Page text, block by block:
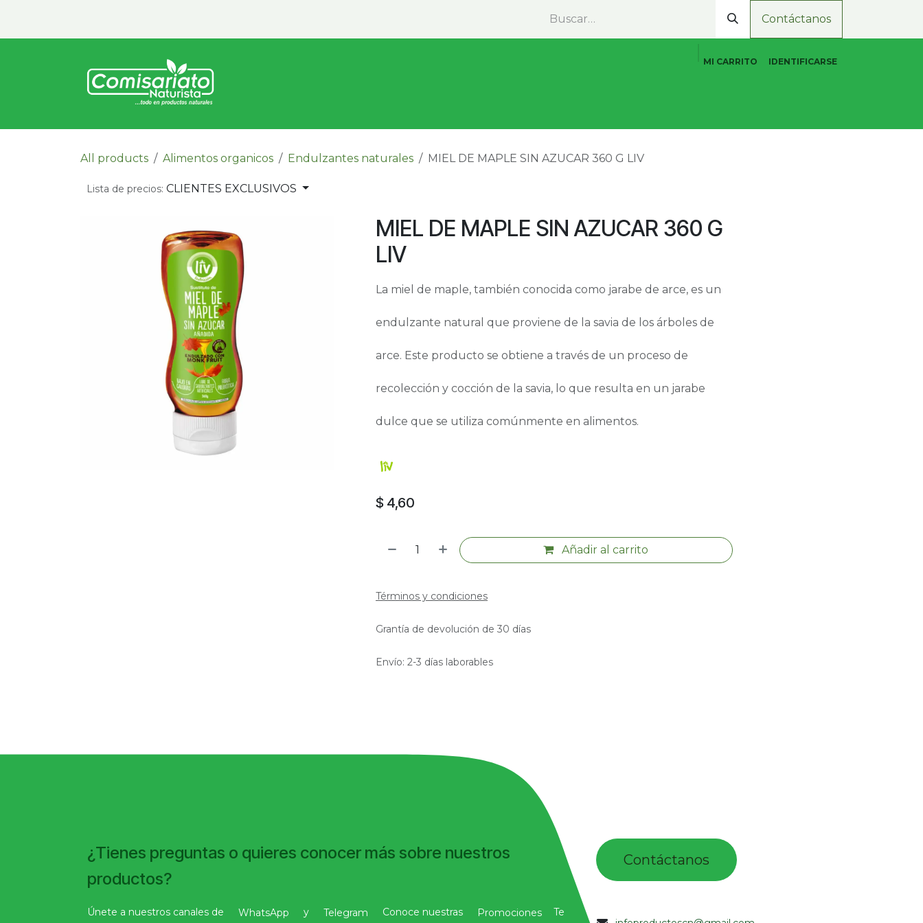
Contáctanos
MI CARRITO IDENTIFICARSE
All products Alimentos organicos Endulzantes naturales MIEL DE MAPLE SIN AZUCAR 360 G LIV
Lista de precios: CLIENTES EXCLUSIVOS
MIEL DE MAPLE SIN AZUCAR 360 G
LIV
La miel de maple, también conocida como jarabe de arce, es un
endulzante natural que proviene de la savia de los árboles de
arce. Este producto se obtiene a través de un proceso de
recolección y cocción de la savia, lo que resulta en un jarabe
dulce que se utiliza comúnmente en alimentos.
$ 4,60
Añadir al carrito
Términos y condiciones
Grantía de devolución de 30 días
Envío: 2-3 días laborables
¿Tienes preguntas o quieres conocer más sobre nuestros
productos?
Únete a nuestros canales de WhatsApp y Telegram Conoce nuestras Promociones
Te
Contác​tano​​​s​​​​​